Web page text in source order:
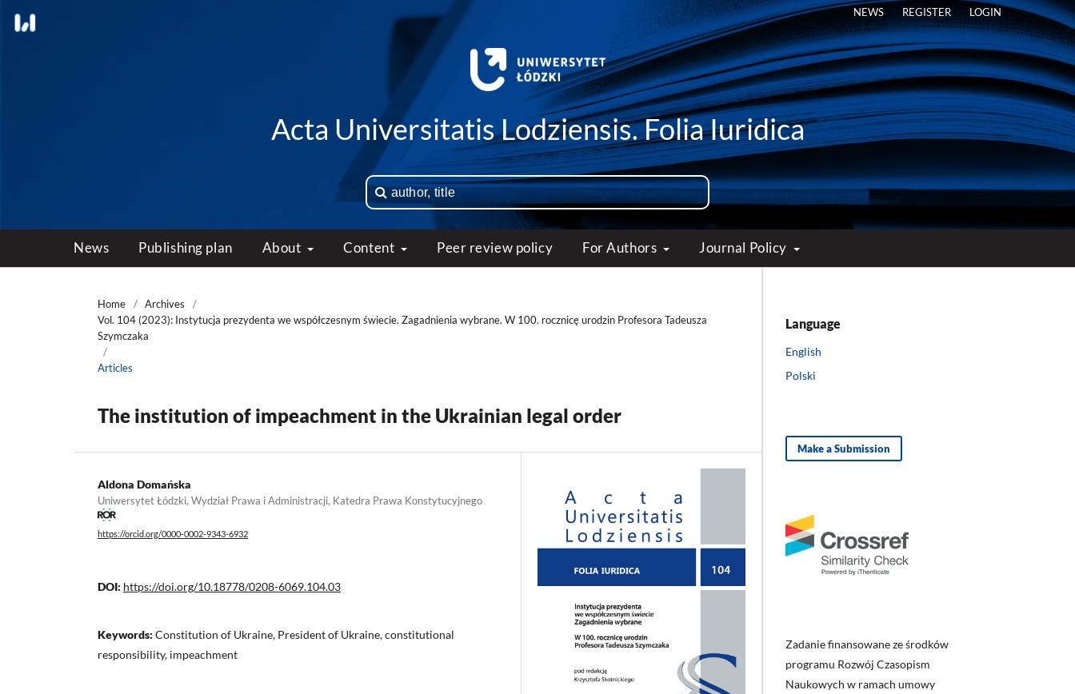
Acta Universitatis Lodziensis. Folia Iuridica
News Publishing plan About Content Peer review policy For Authors Journal Policy
NEWS REGISTER LOGIN
Home / Archives
/
Vol. 104 (2023): Instytucja prezydenta we współczesnym świecie. Zagadnienia wybrane. W 100. rocznicę urodzin Profesora Tadeusza
Szymczaka
/
Articles
The institution of impeachment in the Ukrainian legal order
Aldona Domańska
Uniwersytet Łódzki, Wydział Prawa i Administracji, Katedra Prawa Konstytucyjnego
https://orcid.org/0000-0002-9343-6932
DOI: https://doi.org/10.18778/0208-6069.104.03
Keywords: Constitution of Ukraine, President of Ukraine, constitutional
responsibility, impeachment
Language
English
Polski
Make a Submission
Zadanie finansowane ze środków
programu Rozwój Czasopism
Naukowych w ramach umowy